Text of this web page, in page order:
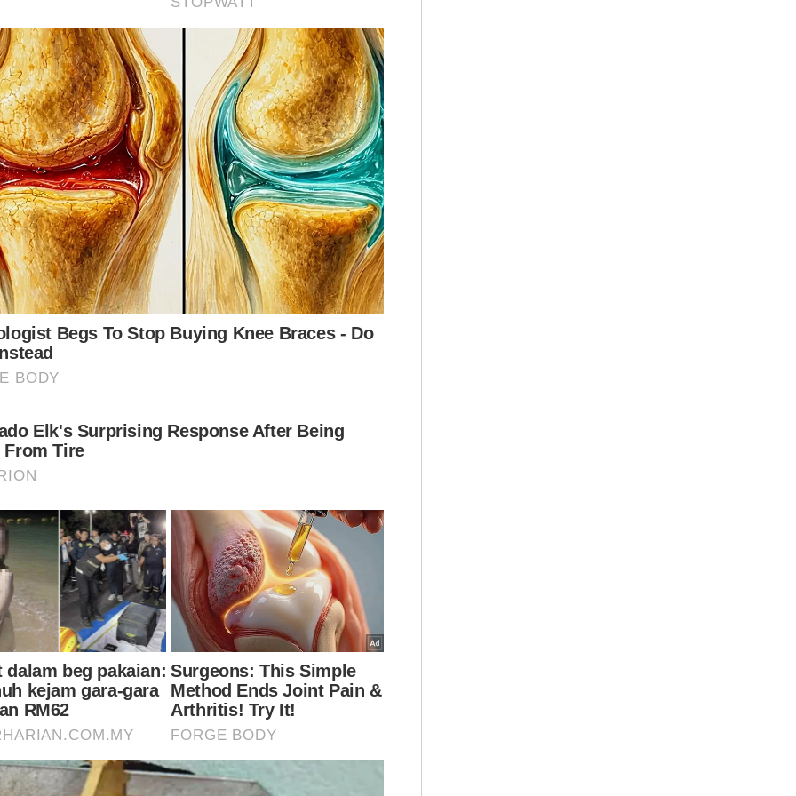
TDM Maut
Artikel Disyorkan
Semasa
Pasangan suami isteri dilapor
hilang ditahan selepas serah diri
WAN MOHD NOOR HAFIZ WAN
MANSOR
terakhir dilihat di rumah
Semasa
Lori terbabas: Operasi Shuttle
Selatan, ETS alami kelewatan
Semasa
PDRM perinci mekanisme
penugasan anggota dalam AVSEC
AHMAD ISMADI ISMAIL